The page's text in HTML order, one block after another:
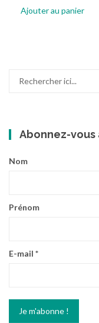
initial
actuel
Ajouter au panier
Abonnez-
Nom
Prénom
E-mail *